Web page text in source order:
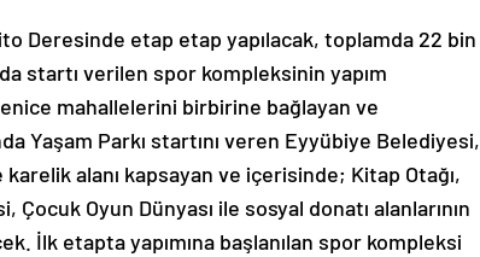
Deresinde etap etap yapılacak, toplamda 22 bin
startı verilen spor kompleksinin yapım
mahallelerini birbirine bağlayan ve
Yaşam Parkı startını veren Eyyübiye Belediyesi,
alanı kapsayan ve içerisinde; Kitap Otağı,
Oyun Dünyası ile sosyal donatı alanlarının
İlk etapta yapımına başlanılan spor kompleksi